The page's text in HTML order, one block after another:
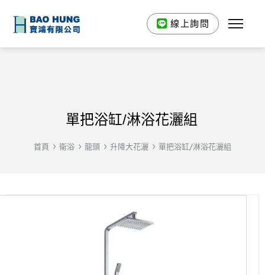
線上詢問
單把浴缸/淋浴花灑組
首頁 衛浴 龍頭 升降大花灑 單把浴缸/淋浴花灑組